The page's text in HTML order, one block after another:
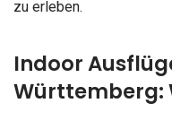
zu erleben.
Indoor
Württemberg: